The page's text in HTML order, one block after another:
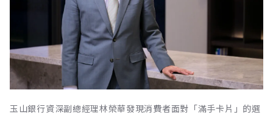
玉山銀行資深副總經理林榮華發現消費者面對「滿手卡片」的選